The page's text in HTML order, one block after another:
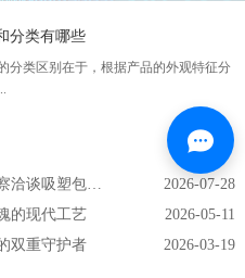
分类有哪些
分类区别在于，根据产品的外观特征分
俄罗斯客商莅临赣州弘泰塑胶考察洽谈吸塑包装合作
2026-07-28
的现代工艺
2026-05-11
双重守护者
2026-03-19